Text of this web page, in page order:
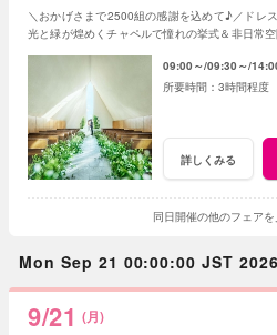
＼おかげさまで2500組の感謝を込めて♪／ドレ
光と緑が煌めくチャペルで憧れの挙式＆非日常
09:00～ 09:30～
3時間程度
詳しくみる
同日開催の他のフェア
Mon Sep 21 00:00:00 JST 2026
9/21 (月)